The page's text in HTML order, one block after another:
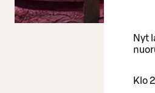
Nyt
Klo